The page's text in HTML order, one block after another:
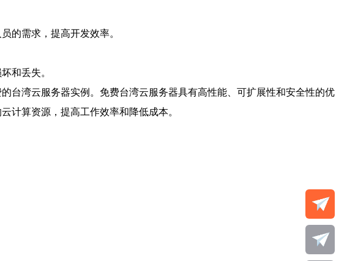
的需求，提高开发效率。
和丢失。
台湾云服务器实例。免费台湾云服务器具有高性能、可扩展性和安全性的优
计算资源，提高工作效率和降低成本。